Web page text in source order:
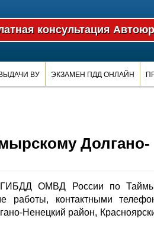
ВУ ЭКЗАМЕН ПДД ОНЛАЙН
Долгано-
ОМВД России по
работы, контактными
Ненецкий район,